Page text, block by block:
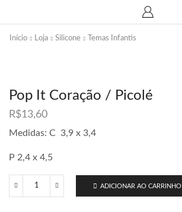
Início Loja Silicone Temas Infantis
Pop It Coração / Picolé
R$13,60
Medidas: C 3,9 x 3,4
P 2,4 x 4,5
Pop
ADICIONAR AO CARRINHO